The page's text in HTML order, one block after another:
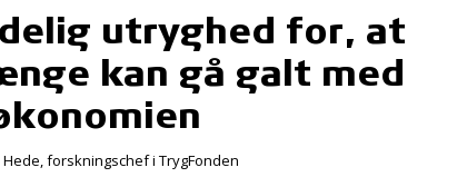
utryghed for, at
kan gå galt med
forskningschef i TrygFonden